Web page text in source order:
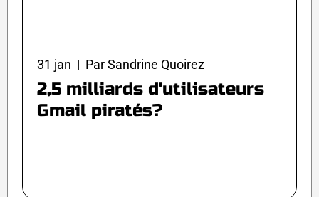
31 jan | Par Sandrine Quoirez
2,5 milliards d'utilisateurs
Gmail piratés?